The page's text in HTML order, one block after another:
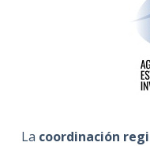
La coordinación